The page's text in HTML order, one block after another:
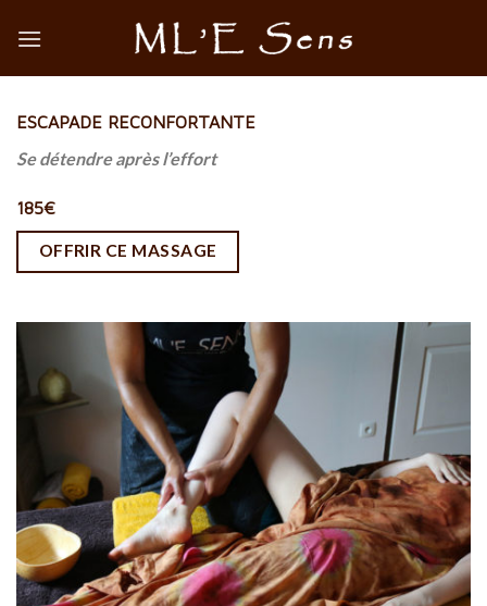
ESCAPADE RECONFORTANTE
Se détendre après l’effort
185€
OFFRIR CE MASSAGE